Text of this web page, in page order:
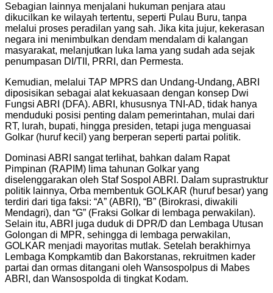
Sebagian lainnya menjalani hukuman penjara atau
dikucilkan ke wilayah tertentu, seperti Pulau Buru, tanpa
melalui proses peradilan yang sah. Jika kita jujur, kekerasan
negara ini menimbulkan dendam mendalam di kalangan
masyarakat, melanjutkan luka lama yang sudah ada sejak
penumpasan DI/TII, PRRI, dan Permesta.
Kemudian, melalui TAP MPRS dan Undang-Undang, ABRI
diposisikan sebagai alat kekuasaan dengan konsep Dwi
Fungsi ABRI (DFA). ABRI, khususnya TNI-AD, tidak hanya
menduduki posisi penting dalam pemerintahan, mulai dari
RT, lurah, bupati, hingga presiden, tetapi juga menguasai
Golkar (huruf kecil) yang berperan seperti partai politik.
Dominasi ABRI sangat terlihat, bahkan dalam Rapat
Pimpinan (RAPIM) lima tahunan Golkar yang
diselenggarakan oleh Staf Sospol ABRI. Dalam suprastruktur
politik lainnya, Orba membentuk GOLKAR (huruf besar) yang
terdiri dari tiga faksi: “A” (ABRI), “B” (Birokrasi, diwakili
Mendagri), dan “G” (Fraksi Golkar di lembaga perwakilan).
Selain itu, ABRI juga duduk di DPR/D dan Lembaga Utusan
Golongan di MPR, sehingga di lembaga perwakilan,
GOLKAR menjadi mayoritas mutlak. Setelah berakhirnya
Lembaga Kompkamtib dan Bakorstanas, rekruitmen kader
partai dan ormas ditangani oleh Wansospolpus di Mabes
ABRI, dan Wansospolda di tingkat Kodam.